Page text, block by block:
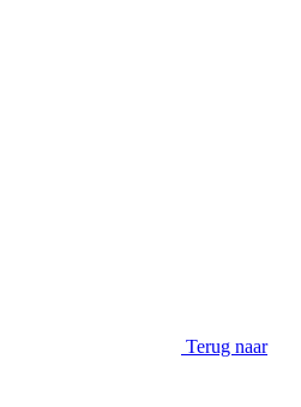
Terug naar